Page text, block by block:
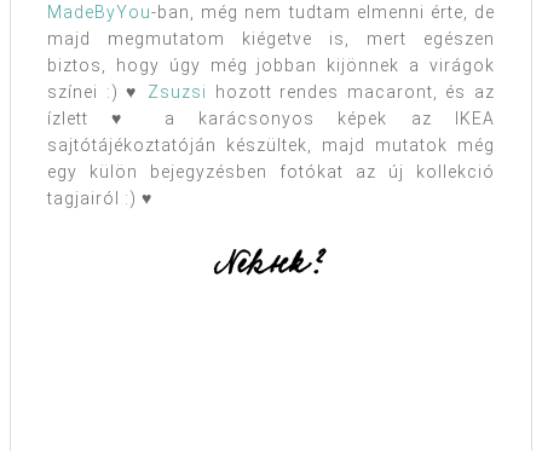
MadeByYou-ban, még nem tudtam elmenni érte, de
majd megmutatom kiégetve is, mert egészen
biztos, hogy úgy még jobban kijönnek a virágok
színei :) ♥ Zsuzsi
hozott rendes macaront, és az
ízlett ♥ a karácsonyos képek az IKEA
sajtótájékoztatóján készültek, majd mutatok még
egy külön bejegyzésben fotókat az új kollekció
tagjairól :) ♥